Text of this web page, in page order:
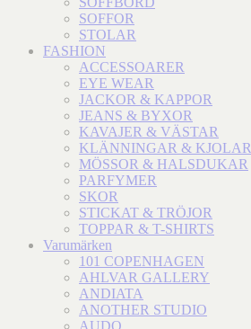
SOFFOR
STOLAR
FASHION
ACCESSOARER
EYE WEAR
JACKOR & KAPPOR
JEANS & BYXOR
KAVAJER & VÄSTAR
KLÄNNINGAR & KJOLAR
MÖSSOR & HALSDUKAR
PARFYMER
SKOR
STICKAT & TRÖJOR
TOPPAR & T-SHIRTS
Varumärken
101 COPENHAGEN
AHLVAR GALLERY
ANDIATA
ANOTHER STUDIO
AUDO